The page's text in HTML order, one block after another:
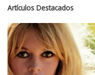
Artículos Destacados